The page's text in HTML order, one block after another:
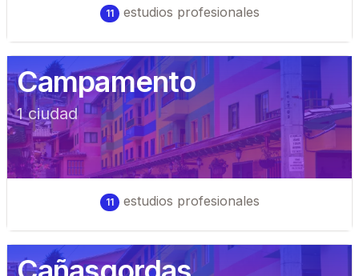
11 estudios profesionales
Campamento
1ciudad
11 estudios profesionales